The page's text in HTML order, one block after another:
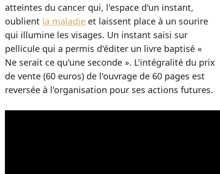
atteintes du cancer qui, l'espace d'un instant,
oublient la maladie et laissent place à un sourire
qui illumine les visages. Un instant saisi sur
pellicule qui a permis d'éditer un livre baptisé «
Ne serait ce qu'une seconde ». L'intégralité du prix
de vente (60 euros) de l'ouvrage de 60 pages est
reversée à l'organisation pour ses actions futures.